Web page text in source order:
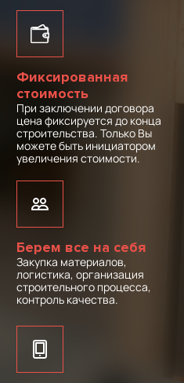
Фиксированная
стоимость
При заключении договора
цена фиксируется до конца
строительства. Только Вы
можете быть инициатором
увеличения стоимости.
Берем все на себя
Закупка материалов,
логистика, организация
строительного процесса,
контроль качества.